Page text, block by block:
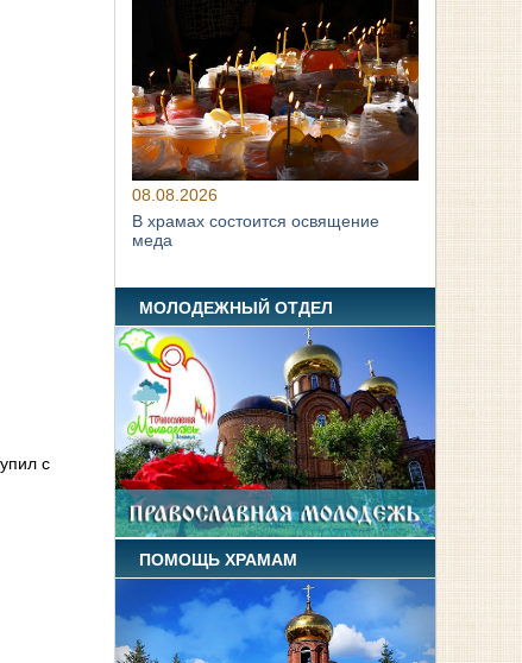
с
08.08.2026
В храмах состоится освящение
меда
МОЛОДЕЖНЫЙ ОТДЕЛ
ПОМОЩЬ ХРАМАМ